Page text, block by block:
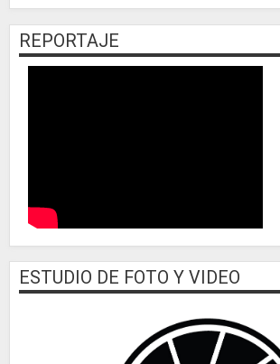
REPORTAJE
ESTUDIO DE FOTO Y VIDEO